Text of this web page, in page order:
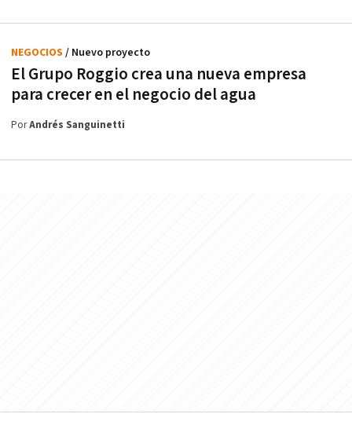
El Grupo Roggio crea una nueva empresa
para crecer en el negocio del agua
NEGOCIOS / Nuevo proyecto
PorAndrés Sanguinetti